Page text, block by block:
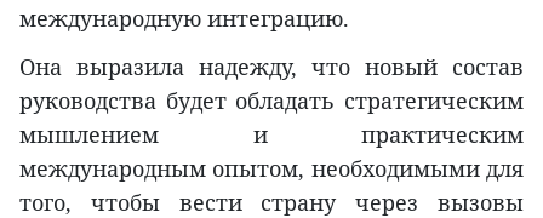
международную интеграцию.
Она выразила надежду, что новый состав
руководства будет обладать стратегическим
мышлением и практическим
международным опытом, необходимыми для
того, чтобы вести страну через вызовы